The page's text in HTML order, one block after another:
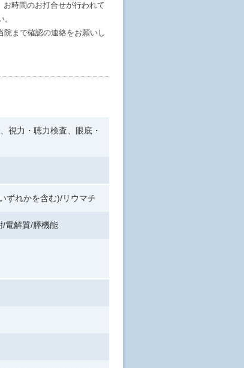
時間のお打合せが行われて
まで確認の連絡をお願いし
視力・聴力検査、眼底・
ずれかを含む)/リウマチ
/電解質/膵機能